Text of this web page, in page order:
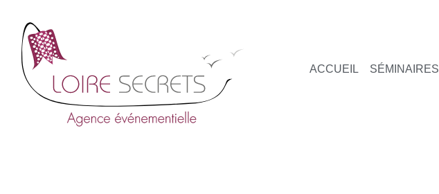
ACCUEIL SÉMINAIRES